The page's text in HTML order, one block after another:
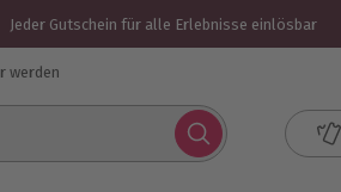
Jeder Gutschein für alle Erlebnisse einlösbar
werden